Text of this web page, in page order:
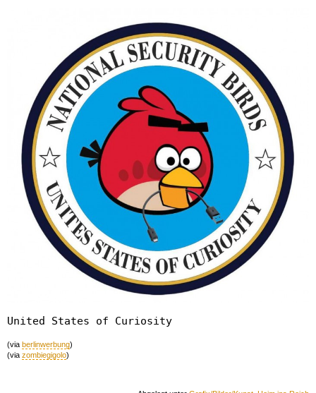
United States of Curiosity
(via berlinwerbung)
(via zombiegigolo)